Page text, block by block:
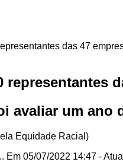
representantes
avaliar um ano
Em 05/07/2022 14:47 -